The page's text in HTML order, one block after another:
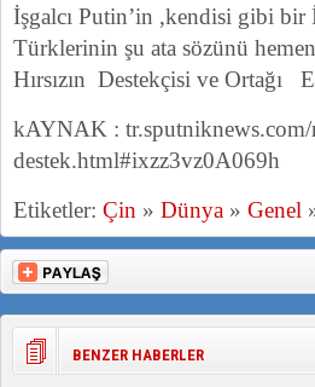
İşgalcı Putin’in ,kendisi gibi bir
Türklerinin şu ata sözünü
Hırsızın Destekçisi ve Ortağı
kAYNAK :
destek.html#ixzz3vz0A069h
Etiketler: Çin » Dünya » Genel
BENZER HABERLER